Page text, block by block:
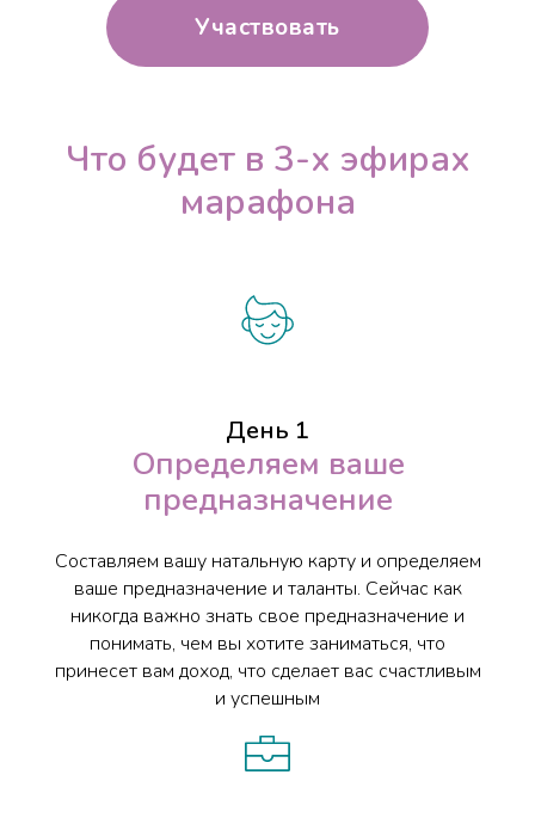
Участвовать
Что будет в 3-х эфирах
марафона
День 1
Определяем ваше
предназначение
Составляем вашу натальную карту и определяем
ваше предназначение и таланты. Сейчас как
никогда важно знать свое предназначение и
понимать, чем вы хотите заниматься, что
принесет вам доход, что сделает вас счастливым
и успешным